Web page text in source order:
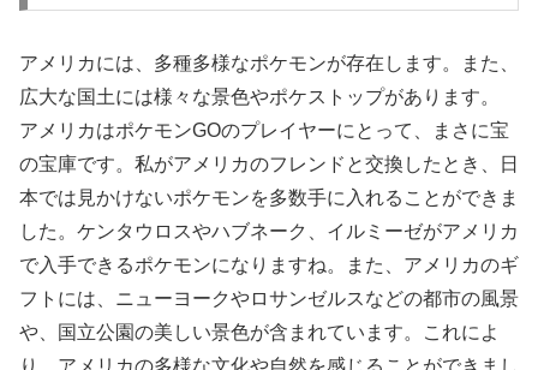
アメリカには、多種多様なポケモンが存在します。また、
広大な国土には様々な景色やポケストップがあります。
アメリカはポケモンGOのプレイヤーにとって、まさに宝
の宝庫です。私がアメリカのフレンドと交換したとき、日
本では見かけないポケモンを多数手に入れることができま
した。ケンタウロスやハブネーク、イルミーゼがアメリカ
で入手できるポケモンになりますね。また、アメリカのギ
フトには、ニューヨークやロサンゼルスなどの都市の風景
や、国立公園の美しい景色が含まれています。これによ
り、アメリカの多様な文化や自然を感じることができまし